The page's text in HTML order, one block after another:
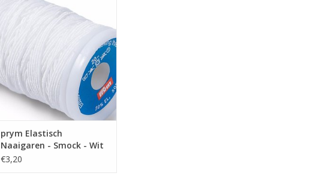
Elastisch Naaigaren - Smock - Wit
TOEVOEGEN AAN WINKELWAGEN
prym Elastisch
Naaigaren - Smock - Wit
€3,20